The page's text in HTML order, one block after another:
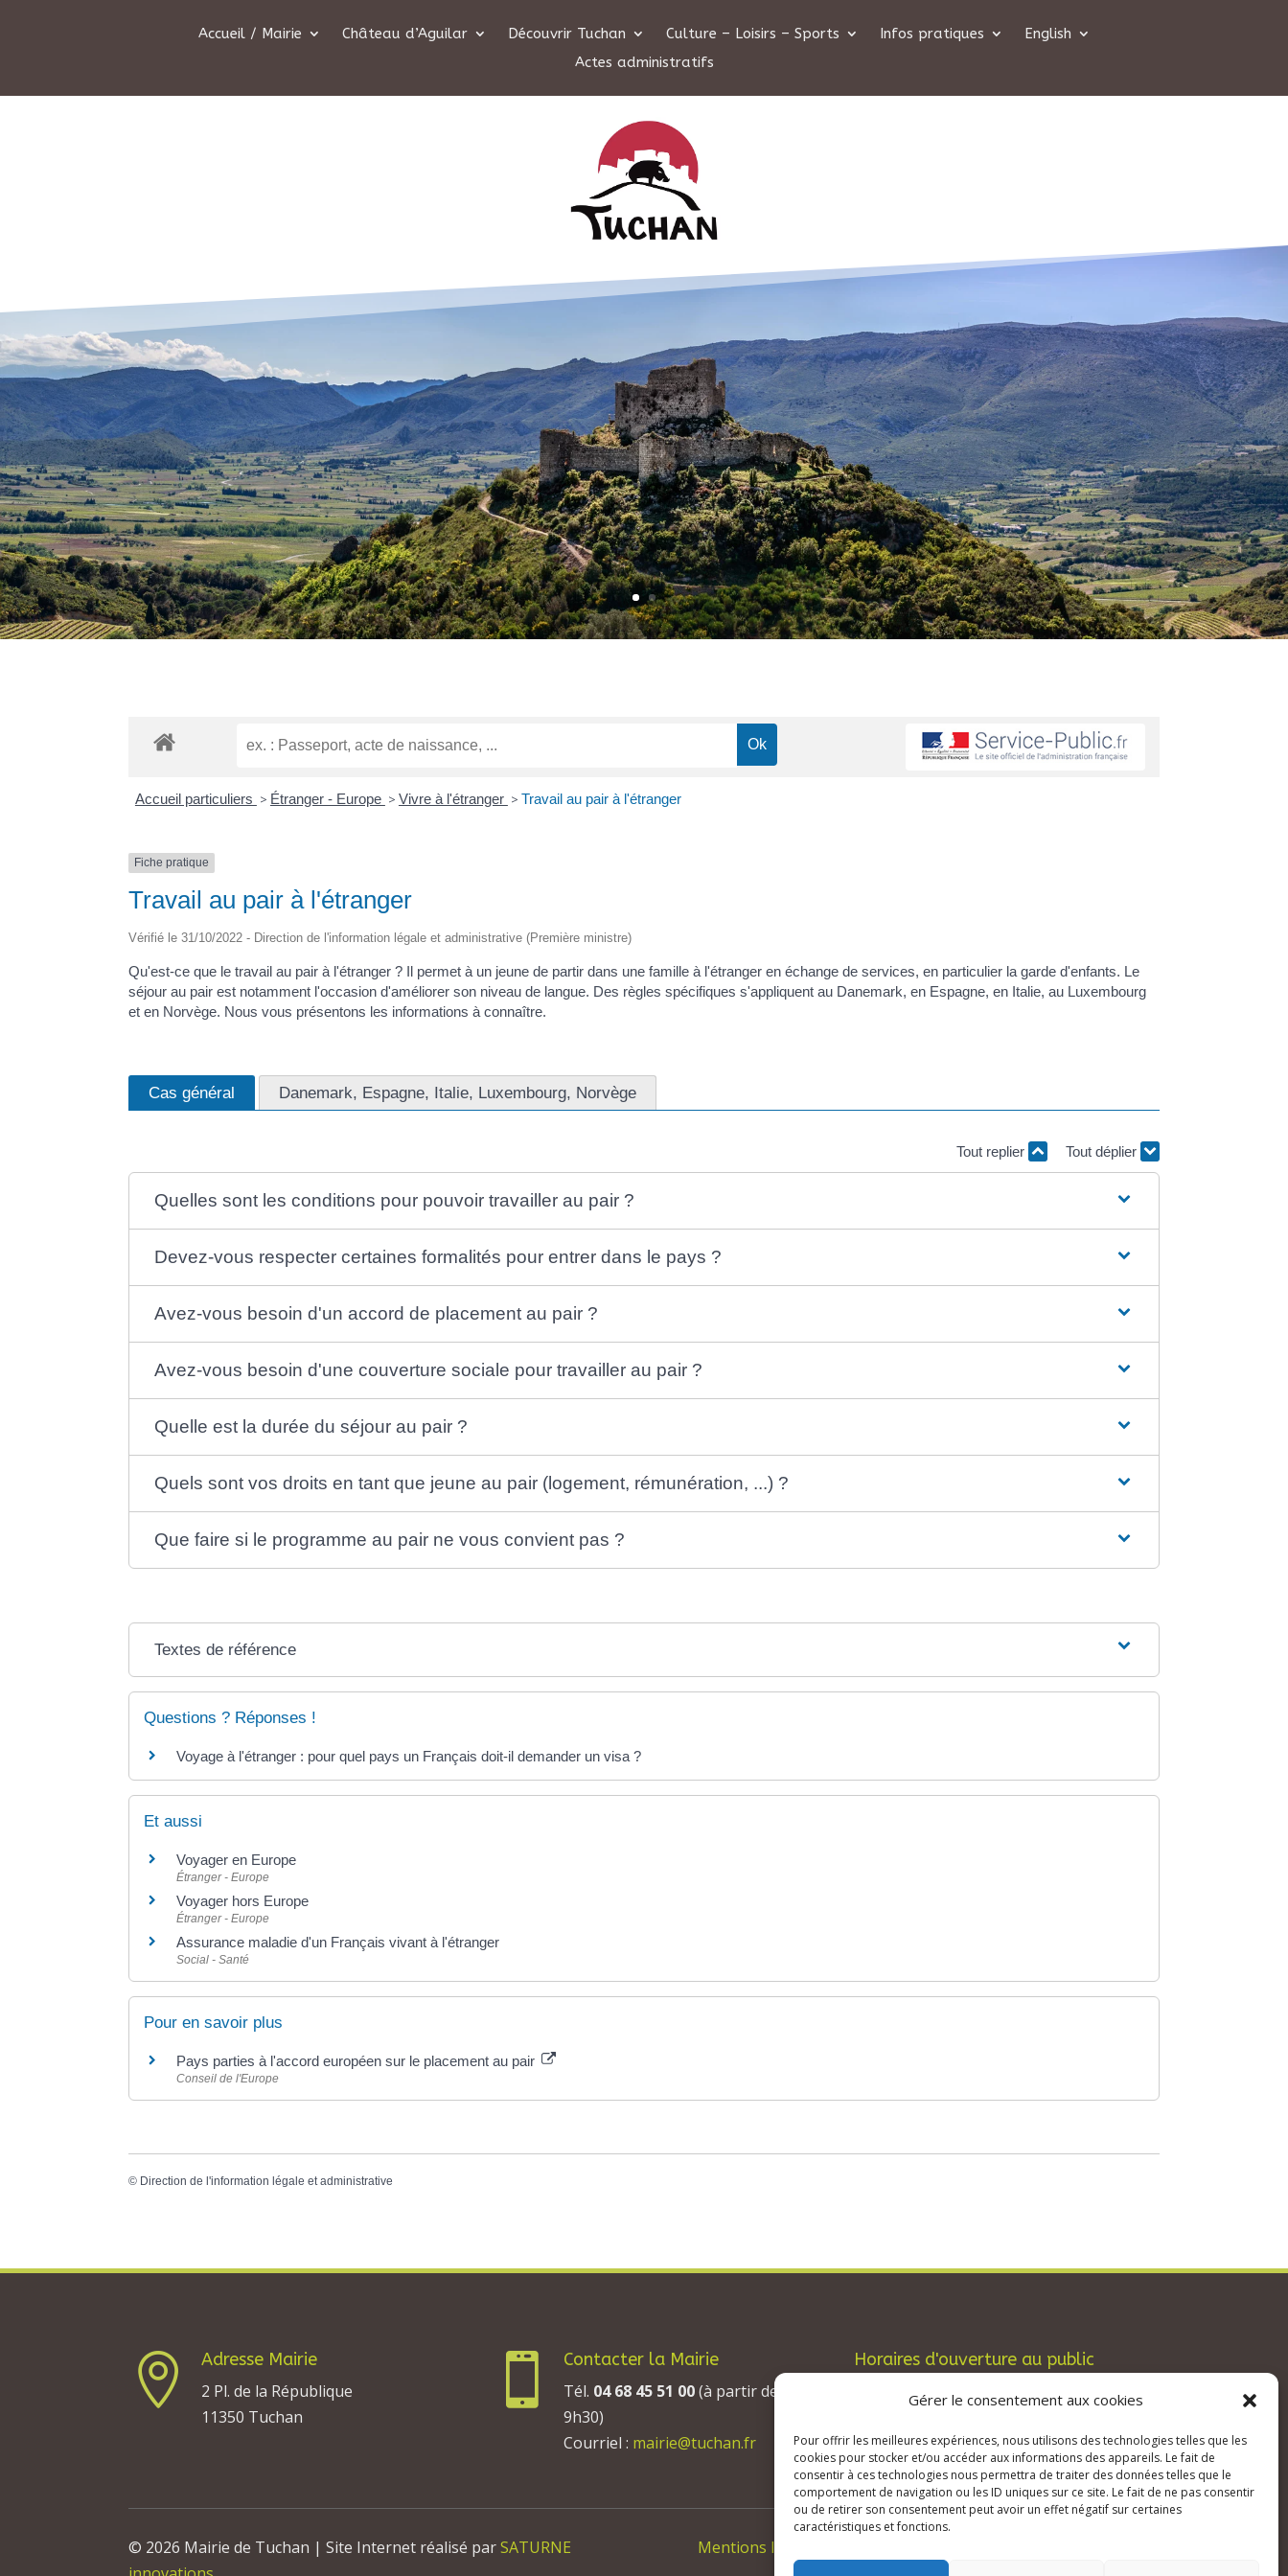
Gérer le consentement aux cookies
Pour offrir les meilleures expériences, nous utilisons des technologies telles que les
cookies pour stocker et/ou accéder aux informations des appareils. Le fait de
consentir à ces technologies nous permettra de traiter des données telles que le
comportement de navigation ou les ID uniques sur ce site. Le fait de ne pas consentir
ou de retirer son consentement peut avoir un effet négatif sur certaines
caractéristiques et fonctions.
Accueil / Mairie Château d’Aguilar Découvrir Tuchan Culture – Loisirs – Sports Infos pratiques
English
Actes administratifs
Accueil particuliers > Étranger - Europe > Vivre à l'étranger > Travail au pair à l'étranger
Fiche pratique
Travail au pair à l'étranger
Vérifié le 31/10/2022 - Direction de l'information légale et administrative (Première ministre)
Qu'est-ce que le travail au pair à l'étranger ? Il permet à un jeune de partir dans une famille à l'étranger en échange de services, en particulier la garde d'enfants. Le
séjour au pair est notamment l'occasion d'améliorer son niveau de langue. Des règles spécifiques s'appliquent au Danemark, en Espagne, en Italie, au Luxembourg
et en Norvège. Nous vous présentons les informations à connaître.
Cas général Danemark, Espagne, Italie, Luxembourg, Norvège
Tout replier Tout déplier
Quelles sont les conditions pour pouvoir travailler au pair ?
Devez-vous respecter certaines formalités pour entrer dans le pays ?
Avez-vous besoin d'un accord de placement au pair ?
Avez-vous besoin d'une couverture sociale pour travailler au pair ?
Quelle est la durée du séjour au pair ?
Quels sont vos droits en tant que jeune au pair (logement, rémunération, ...) ?
Que faire si le programme au pair ne vous convient pas ?
Textes de référence
Questions ? Réponses !
Voyage à l'étranger : pour quel pays un Français doit-il demander un visa ?
Et aussi
Voyager en Europe
Étranger - Europe
Voyager hors Europe
Étranger - Europe
Assurance maladie d'un Français vivant à l'étranger
Social - Santé
Pour en savoir plus
Pays parties à l'accord européen sur le placement au pair
Conseil de l'Europe
© Direction de l'information légale et administrative

Adresse Mairie
2 Pl. de la République
11350 Tuchan

Contacter la Mairie
Tél. 04 68 45 51 00(à partir de
9h30)
Courriel : mairie@tuchan.fr
Horaires d'ouverture au public
Les lundis, mardis et jeudis : de 8h à 12h et
Les mercredis : de 13h30 à 17h30.
Les vendredis : de 8h à 12h.
© 2026 Mairie de Tuchan | Site Internet réalisé parSATURNE
Mentions légales & Crédits